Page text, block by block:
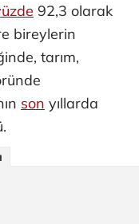
92,3 olarak
bireylerin
tarım,
son yıllarda